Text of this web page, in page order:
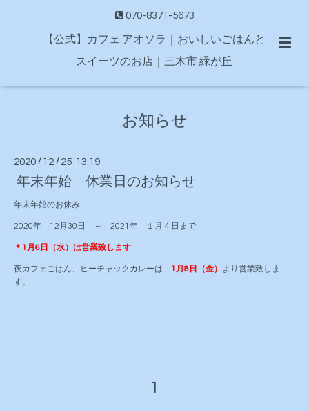
070-8371-5673
【公式】カフェ アオソラ｜おいしいごはんと
スイーツのお店｜三木市 緑が丘
お知らせ
2020 / 12 / 25 13:19
年末年始 休業日のお知らせ
年末年始のお休み
2020年 12月30日 ～ 2021年 １月４日まで
＊1月6日（水）は営業致します
夜カフェごはん、ヒーチャックカレーは 1月8日（金） より営業致しま
す。
1